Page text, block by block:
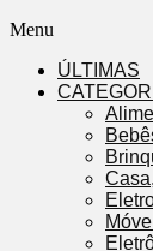
Menu
ÚLTIMAS